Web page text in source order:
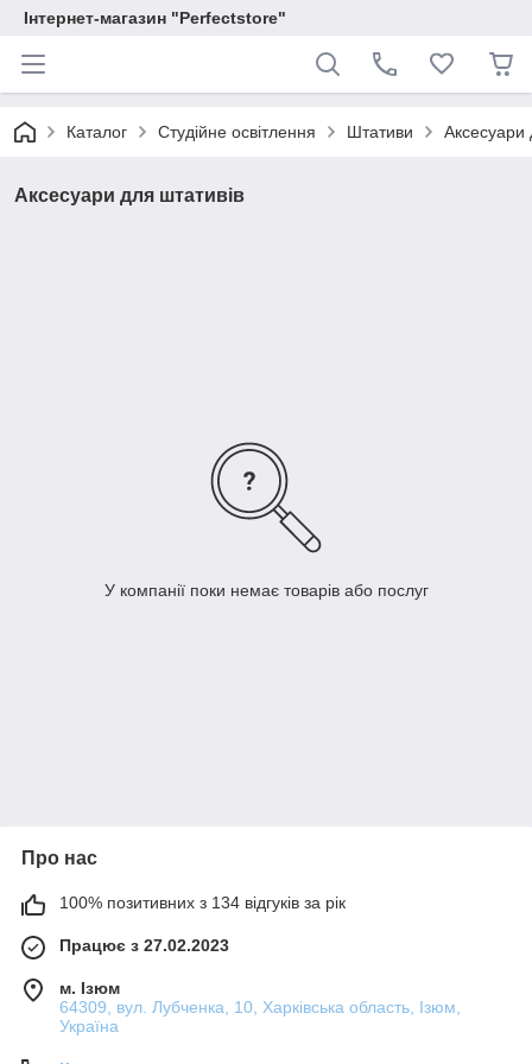
Інтернет-магазин "Perfectstore"
Каталог Студійне освітлення Штативи Аксесуари
Аксесуари для штативів
У компанії поки немає товарів або послуг
Про нас
100% позитивних з 134 відгуків за рік
Працює з 27.02.2023
м. Ізюм
64309, вул. Лубченка, 10, Харківська область, Ізюм,
Україна